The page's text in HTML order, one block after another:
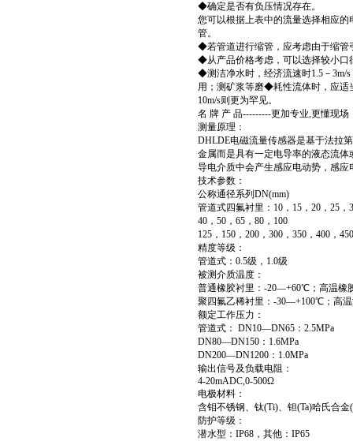
◆确定是否有负压情况存在。
您可以根据上表中的流量选择相应
管。
◆若管道进行缩管，应考虑由于缩管
◆从产品价格考虑，可以选择较小口
◆测洁净水时，经济流速时1.5－3m/
用；测矿浆等磨◆耗性流体时，应适
10m/s则更为罕见。
名 牌 产 品---------更加专业,更懂现场
测量原理：
DHLDE电磁流量传感器是基于法拉
金属而是具有一定电导率的液态流
导电介质中会产生感应电动势，感
技术参数：
公称通径系列DN(mm)
管道式四氟衬里：10，15，20，25，
40，50，65，80，100
125，150，200，300，350，400，
精度等级：
管道式：0.5级，1.0级
被测介质温度：
普通橡胶衬里：-20—+60℃；高温橡
聚四氟乙稀衬里：-30—+100℃；高
额定工作压力：
管道式： DN10—DN65：2.5MPa
DN80—DN150：1.6MPa
DN200—DN1200：1.0MPa
输出信号及负载电阻：
4-20mADC,0-500Ω
电极材料：
含钼不锈钢、钛(Ti)、钽(Ta)哈氏合金
防护等级：
潜水型：IP68，其他：IP65